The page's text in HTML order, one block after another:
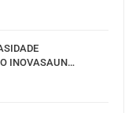
INOVASAUN…